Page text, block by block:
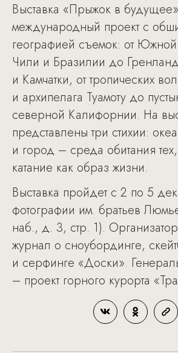
Выставка «Прыжок в
международный проект с
географией съемок: от Южной
Чили и Бразилии до
и Камчатки, от тропических
и архипелага Туамоту до
северной Калифорнии. На
представлены три стихии:
и город – среда обитания
катание как образ жизни.
Выставка пройдет с 2 по 5
фотографии им. братьев
наб., д. 3, стр. 1).
журнал о сноубординге,
и серфинге «Доски».
– проект горного курорта